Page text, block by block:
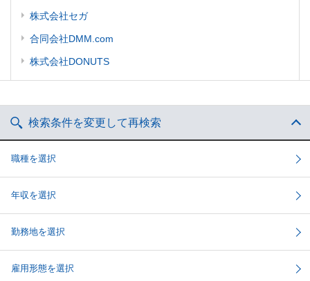
株式会社セガ
合同会社DMM.com
株式会社DONUTS
検索条件を変更して再検索
職種を選択
年収を選択
勤務地を選択
雇用形態を選択